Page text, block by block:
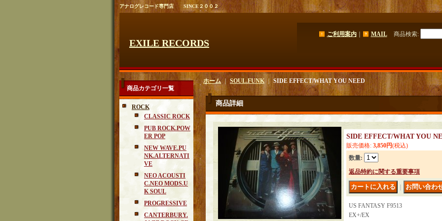
アナログレコード専門店 SINCE２００２
EXILE RECORDS
ご利用案内｜ MAIL 商品検索:
商品カテゴリ一覧
ROCK
CLASSIC ROCK
PUB ROCK.POW
ER POP
NEW WAVE.PU
NK.ALTERNATI
VE
NEO ACOUSTI
C.NEO MODS.U
K SOUL
PROGRESSIVE
CANTERBURY.
ホーム｜ SOUL.FUNK｜ SIDE EFFECT/WHAT YOU NEED
商品詳細
SIDE EFFECT/WHAT YOU
販売価格: 3,850円(税込)
数量:
返品特約に関する重要事項
US FANTASY F9513
EX+/EX